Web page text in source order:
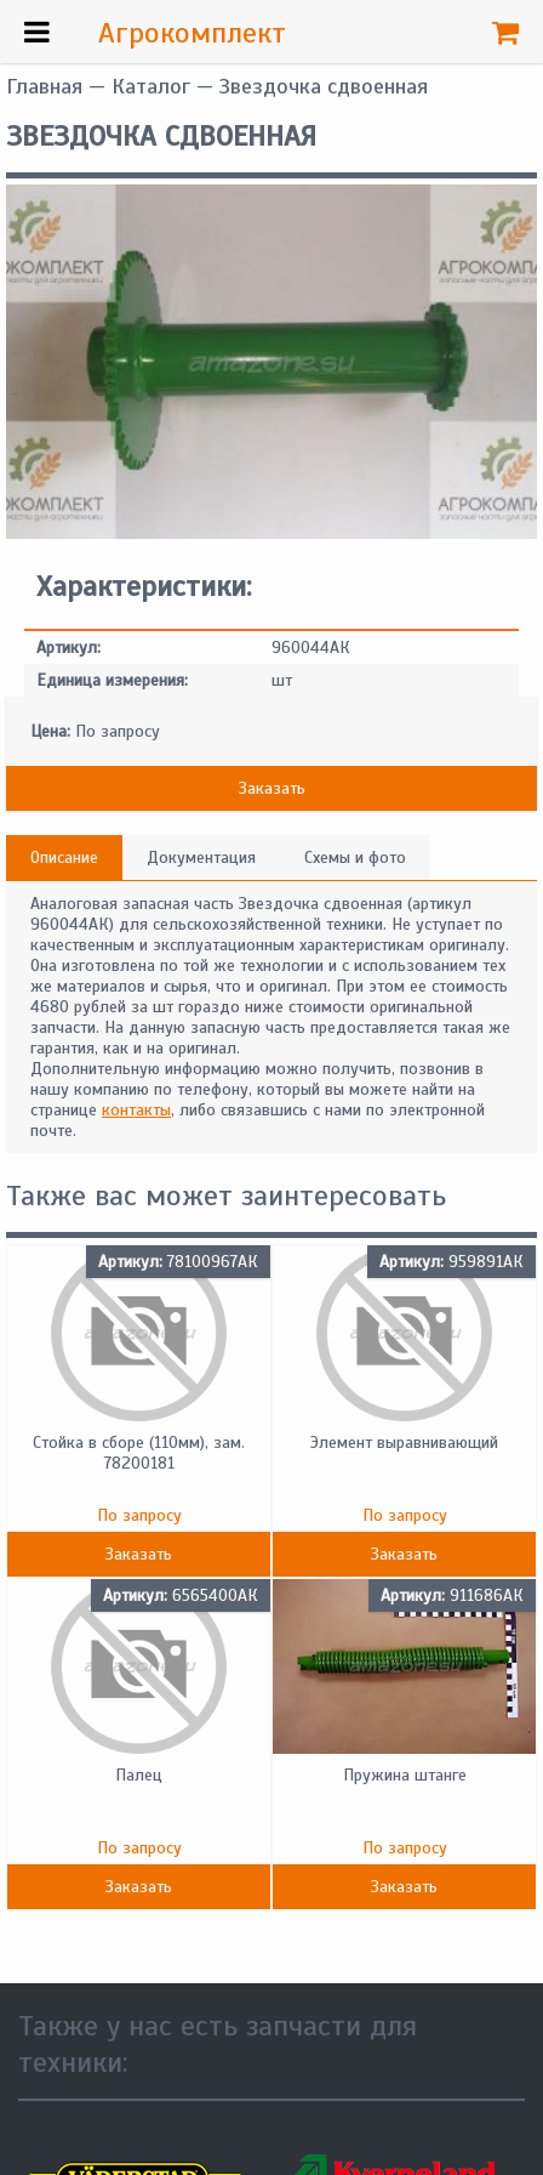
Главная — Каталог — Звездочка сдвоенная
ЗВЕЗДОЧКА СДВОЕННАЯ
Характеристики:
Артикул:
960044АК
Единица измерения:
шт
Цена: По запросу
Заказать
Описание Документация Схемы и фото
Аналоговая запасная часть Звездочка сдвоенная (артикул
960044АК) для сельскохозяйственной техники. Не уступает по
качественным и эксплуатационным характеристикам оригиналу.
Она изготовлена по той же технологии и с использованием тех
же материалов и сырья, что и оригинал. При этом ее стоимость
4680 рублей за шт гораздо ниже стоимости оригинальной
запчасти. На данную запасную часть предоставляется такая же
гарантия, как и на оригинал.
Дополнительную информацию можно получить, позвонив в
нашу компанию по телефону, который вы можете найти на
странице контакты, либо связавшись с нами по электронной
почте.
Также вас может заинтересовать
Артикул:78100967АК
Стойка в сборе (110мм), зам.
78200181
По запросу
Заказать
Артикул: 959891АК
Элемент выравнивающий
По запросу
Заказать
Артикул: 6565400АК
Палец
По запросу
Заказать
Артикул: 911686АК
Пружина штанге
По запросу
Заказать
Также у нас есть запчасти для
техники:
Агрокомплект